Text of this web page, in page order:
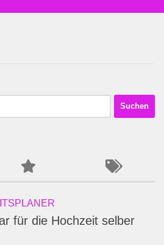
für die Hochzeit selber